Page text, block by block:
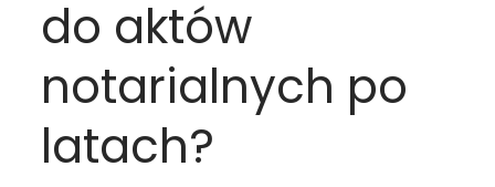
do aktów
notarialnych po
latach?